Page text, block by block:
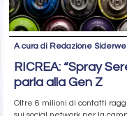
A cura di Redazione
RICREA: “Spray
parla alla Gen Z
Oltre 6 milioni di contatti